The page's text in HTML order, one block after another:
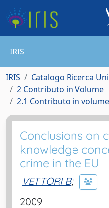
IRIS
IRIS
Catalogo Ricerca
2 Contributo in Volume
2.1 Contributo in
Conclusions on
knowledge
crime in the EU
VETTORI B;
2009